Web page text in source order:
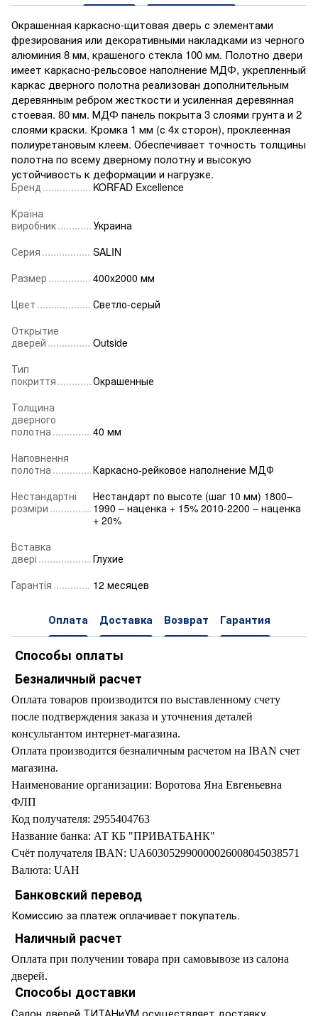
Окрашенная каркасно-щитовая дверь с элементами
фрезирования или декоративными накладками из черного
алюминия 8 мм, крашеного стекла 100 мм. Полотно двери
имеет каркасно-рельсовое наполнение МДФ, укрепленный
каркас дверного полотна реализован дополнительным
деревянным ребром жесткости и усиленная деревянная
стоевая. 80 мм. МДФ панель покрыта 3 слоями грунта и 2
слоями краски. Кромка 1 мм (с 4х сторон), проклеенная
полиуретановым клеем. Обеспечивает точность толщины
полотна по всему дверному полотну и высокую
устойчивость к деформации и нагрузке.
Бренд
KORFAD Excellence
Країна
виробник
Украина
Серия
SALIN
Размер
400х2000 мм
Цвет
Светло-серый
Открытие
дверей
Outside
Тип
покриття
Окрашенные
Толщина
дверного
полотна
40 мм
Наповнення
полотна
Каркасно-рейковое наполнение МДФ
Нестандартні
розміри
Нестандарт по высоте (шаг 10 мм) 1800–
1990 – наценка + 15% 2010-2200 – наценка
+ 20%
Вставка
двері
Глухие
Гарантія
12 месяцев
Оплата Доставка Возврат Гарантия
Способы оплаты
Безналичный расчет
Оплата товаров производится по выставленному счету
после подтверждения заказа и уточнения деталей
консультантом интернет-магазина.
Оплата производится безналичным расчетом на IBAN счет
магазина.
Наименование организации: Воротова Яна Евгеньевна
ФЛП
Код получателя: 2955404763
Название банка: АТ КБ "ПРИВАТБАНК"
Счёт получателя IBAN: UA603052990000026008045038571
Валюта: UAH
Банковский перевод
Комиссию за платеж оплачивает покупатель.
Наличный расчет
Оплата при получении товара при самовывозе из салона
дверей.
Способы доставки
Салон дверей ТИТАНиУМ осуществляет доставку